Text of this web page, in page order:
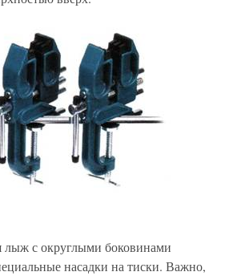
лыж с округлыми боковинами
насадки на тиски. Важно,